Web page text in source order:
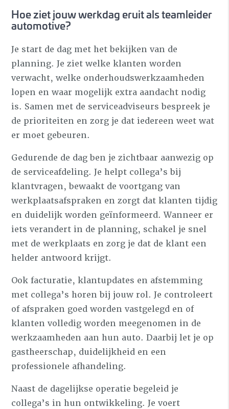
Hoe ziet jouw werkdag eruit als teamleider
automotive?
Je start de dag met het bekijken van de
planning. Je ziet welke klanten worden
verwacht, welke onderhoudswerkzaamheden
lopen en waar mogelijk extra aandacht nodig
is. Samen met de serviceadviseurs bespreek je
de prioriteiten en zorg je dat iedereen weet wat
er moet gebeuren.
Gedurende de dag ben je zichtbaar aanwezig op
de serviceafdeling. Je helpt collega’s bij
klantvragen, bewaakt de voortgang van
werkplaatsafspraken en zorgt dat klanten tijdig
en duidelijk worden geïnformeerd. Wanneer er
iets verandert in de planning, schakel je snel
met de werkplaats en zorg je dat de klant een
helder antwoord krijgt.
Ook facturatie, klantupdates en afstemming
met collega’s horen bij jouw rol. Je controleert
of afspraken goed worden vastgelegd en of
klanten volledig worden meegenomen in de
werkzaamheden aan hun auto. Daarbij let je op
gastheerschap, duidelijkheid en een
professionele afhandeling.
Naast de dagelijkse operatie begeleid je
collega’s in hun ontwikkeling. Je voert